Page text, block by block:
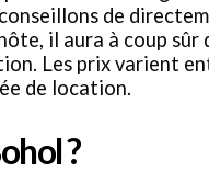
de
il aura à coup sûr
Les prix varient
de location.
?